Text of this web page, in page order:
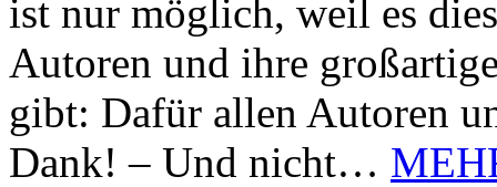
ist nur möglich, weil es
Autoren und ihre
gibt: Dafür allen Autoren
Dank! – Und nicht…